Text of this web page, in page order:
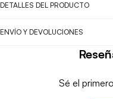
DETALLES DEL PRODUCTO
ENVÍO Y DEVOLUCIONES
Sé el